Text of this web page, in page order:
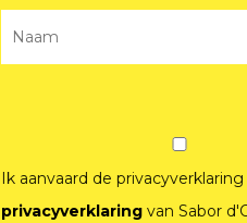
Ik aanvaard de
privacyverklaringvan Sabor